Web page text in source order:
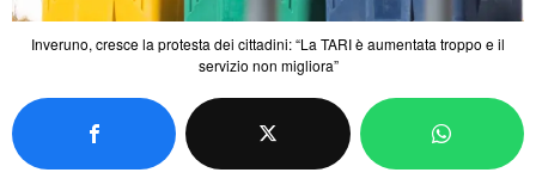
Inveruno, cresce la protesta dei cittadini: “La TARI è aumentata troppo e il
servizio non migliora”